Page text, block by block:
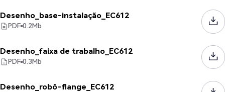
Desenho_base-instalação_EC612
PDF 0.2Mb
Desenho_faixa de trabalho_EC612
PDF 0.3Mb
Desenho_robô-flange_EC612